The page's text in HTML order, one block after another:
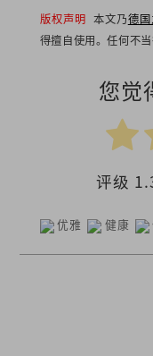
版权声明 本文乃德
得擅自使用。任何不
您觉
评级
优雅 健康